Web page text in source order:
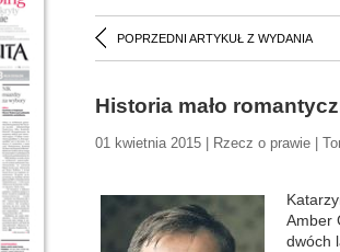
POPRZEDNI ARTYKUŁ Z WYDANIA
Historia mało
01 kwietnia 2015 | Rzecz o prawie |
Amber
dwóch